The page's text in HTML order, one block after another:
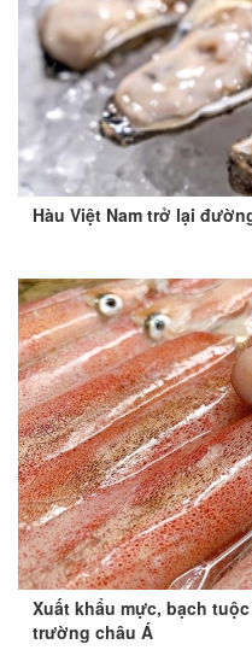
Hàu Việt Nam trở lại
Xuất khẩu mực, bạch
trường châu Á